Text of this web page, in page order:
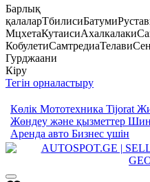
Барлық
қалаларТбилисиБатуми
МцхетаКутаисиАхалкалаки
КобулетиСамтредиаТелави
Гурджаани
Кіру
Тегін орналастыру
Көлік Мототехника Tijorat
Жөндеу және қызметтер
Аренда авто Бизнес үшін